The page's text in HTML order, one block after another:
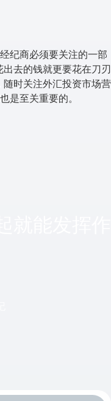
纪商必须要关注的一部
去的钱就更要花在刀刃
时关注外汇投资市场营
是至关重要的。